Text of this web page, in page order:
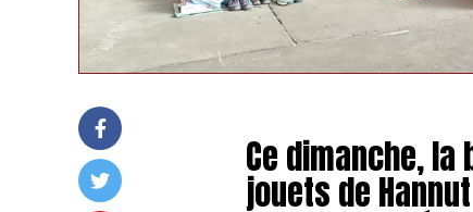
Ce dimanche,
jouets de